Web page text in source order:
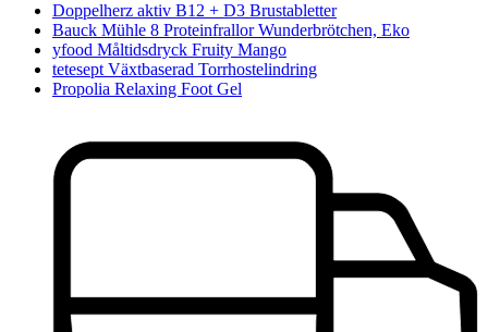
Doppelherz aktiv B12 + D3 Brustabletter
Bauck Mühle 8 Proteinfrallor Wunderbrötchen, Eko
yfood Måltidsdryck Fruity Mango
tetesept Växtbaserad Torrhostelindring
Propolia Relaxing Foot Gel